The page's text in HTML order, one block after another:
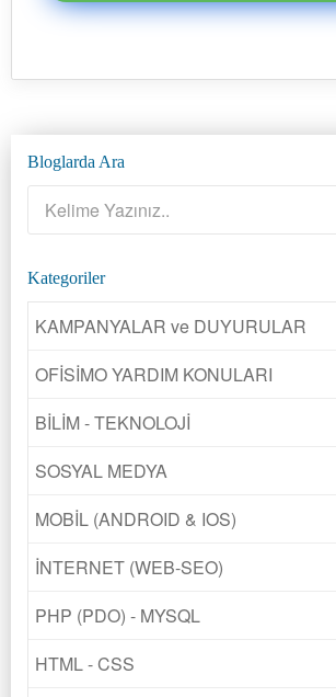
Bloglarda Ara
Kategoriler
KAMPANYALAR ve DUYURULAR
OFİSİMO YARDIM KONULARI
BİLİM - TEKNOLOJİ
SOSYAL MEDYA
MOBİL (ANDROID & IOS)
İNTERNET (WEB-SEO)
PHP (PDO) - MYSQL
HTML - CSS